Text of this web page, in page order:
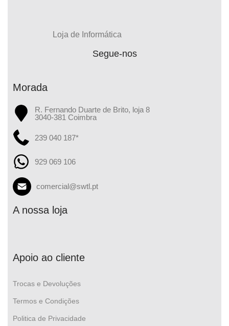
Loja de Informática
Segue-nos
Morada
R. Fernando Duarte de Brito, loja 8
3040-381 Coimbra
239 040 187*
929 069 106
comercial@swtl.pt
A nossa loja
Apoio ao cliente
Trocas e Devoluções
Termos e Condições
Politica de Privacidade